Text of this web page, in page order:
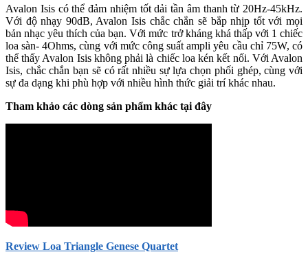
Avalon Isis có thể đảm nhiệm tốt dải tần âm thanh từ 20Hz-45kHz.
Với độ nhạy 90dB, Avalon Isis chắc chắn sẽ bắp nhịp tốt với mọi
bản nhạc yêu thích của bạn. Với mức trở kháng khá thấp với 1 chiếc
loa sàn- 4Ohms, cùng với mức công suất ampli yêu cầu chỉ 75W, có
thể thấy Avalon Isis không phải là chiếc loa kén kết nối. Với Avalon
Isis, chắc chắn bạn sẽ có rất nhiều sự lựa chọn phối ghép, cùng với
sự đa dạng khi phù hợp với nhiều hình thức giải trí khác nhau.
Tham khảo các dòng sản phẩm khác tại đây
Review Loa Triangle Genese Quartet